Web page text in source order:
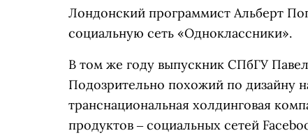
Лондонский программист Альберт
социальную сеть «Одноклассники».
В том же году выпускник СПбГУ
Подозрительно похожий по дизайну
транснациональная холдинговая
продуктов ‒ социальных сетей